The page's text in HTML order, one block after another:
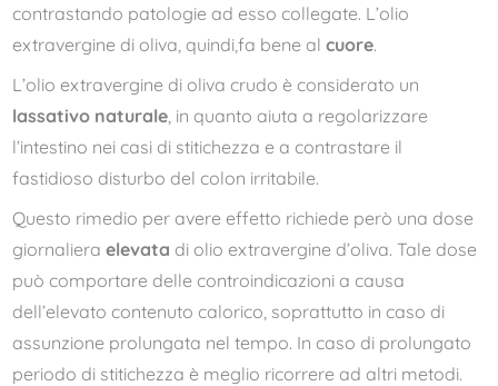
contrastando patologie ad esso collegate. L’olio
extravergine di oliva, quindi,fa bene alcuore.
L’olio extravergine di oliva crudo è considerato un
lassativo naturale , in quanto aiuta a regolarizzare
l’intestino nei casi di stitichezza e a contrastare il
fastidioso disturbo del colon irritabile.
Questo rimedio per avere effetto richiede però una dose
giornalieraelevata di olio extravergine d’oliva. Tale dose
può comportare delle controindicazioni a causa
dell’elevato contenuto calorico, soprattutto in caso di
assunzione prolungata nel tempo. In caso di prolungato
periodo di stitichezza è meglio ricorrere ad altri metodi.